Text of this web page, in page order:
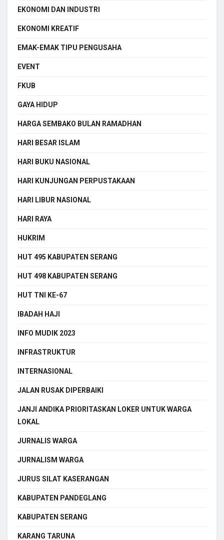
EKONOMI DAN INDUSTRI
EKONOMI KREATIF
EMAK-EMAK TIPU PENGUSAHA
EVENT
FKUB
GAYA HIDUP
HARGA SEMBAKO BULAN RAMADHAN
HARI BESAR ISLAM
HARI BUKU NASIONAL
HARI KUNJUNGAN PERPUSTAKAAN
HARI LIBUR NASIONAL
HARI RAYA
HUKRIM
HUT 495 KABUPATEN SERANG
HUT 498 KABUPATEN SERANG
HUT TNI KE-67
IBADAH HAJI
INFO MUDIK 2023
INFRASTRUKTUR
INTERNASIONAL
JALAN RUSAK DIPERBAIKI
JANJI ANDIKA PRIORITASKAN LOKER UNTUK WARGA
LOKAL
JURNALIS WARGA
JURNALISM WARGA
JURUS SILAT KASERANGAN
KABUPATEN PANDEGLANG
KABUPATEN SERANG
KARANG TARUNA